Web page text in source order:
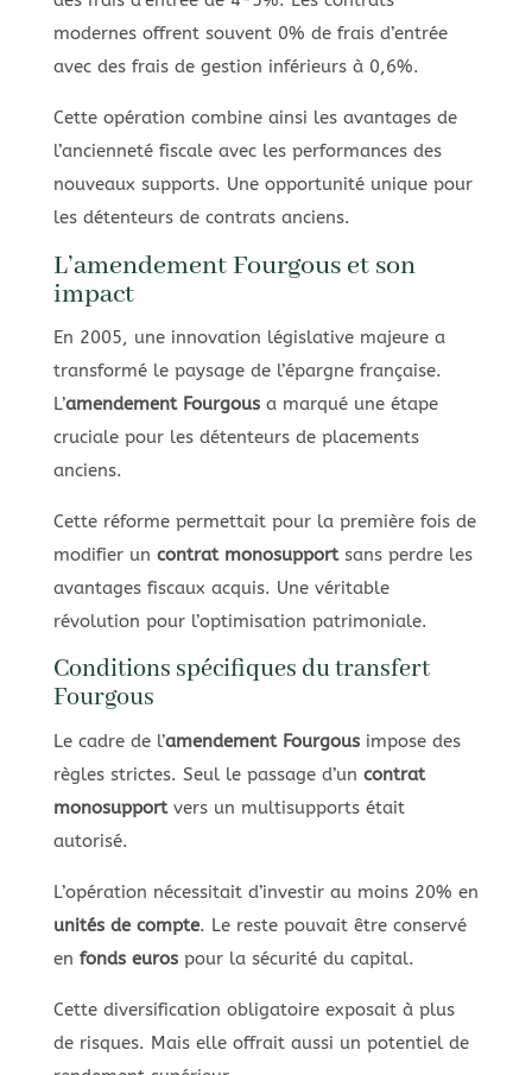
modernes offrent souvent 0% de frais d’entrée
avec des frais de gestion inférieurs à 0,6%.
Cette opération combine ainsi les avantages de
l’ancienneté fiscale avec les performances des
nouveaux supports. Une opportunité unique pour
les détenteurs de contrats anciens.
L’amendement Fourgous et son
impact
En 2005, une innovation législative majeure a
transformé le paysage de l’épargne française.
L’amendement Fourgousa marqué une étape
cruciale pour les détenteurs de placements
anciens.
Cette réforme permettait pour la première fois de
modifier un contrat monosupportsans perdre les
avantages fiscaux acquis. Une véritable
révolution pour l’optimisation patrimoniale.
Conditions spécifiques du transfert
Fourgous
Le cadre de l’amendement Fourgousimpose des
règles strictes. Seul le passage d’un contrat
monosupportvers un multisupports était
autorisé.
L’opération nécessitait d’investir au moins 20% en
unités de compte. Le reste pouvait être conservé
en fonds eurospour la sécurité du capital.
Cette diversification obligatoire exposait à plus
de risques. Mais elle offrait aussi un potentiel de